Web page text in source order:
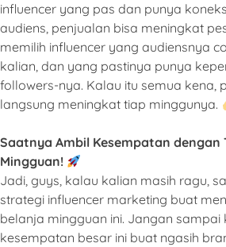
influencer yang pas dan punya
audiens, penjualan bisa meningkat
memilih influencer yang audiensnya
kalian, dan yang pastinya punya
followers-nya. Kalau itu semua kena,
langsung meningkat tiap minggunya.
Saatnya Ambil Kesempatan dengan
Mingguan!
Jadi, guys, kalau kalian masih ragu,
strategi influencer marketing buat
belanja mingguan ini. Jangan sampai
kesempatan besar ini buat ngasih